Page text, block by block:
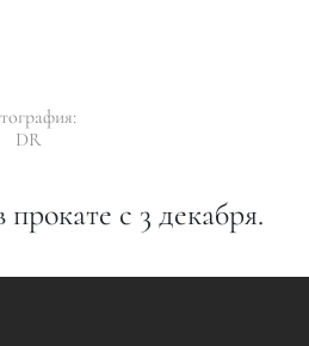
DR
с 3 декабря.